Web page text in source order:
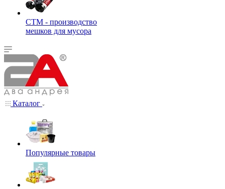
СТМ - производство
мешков для мусора
Каталог
Популярные товары